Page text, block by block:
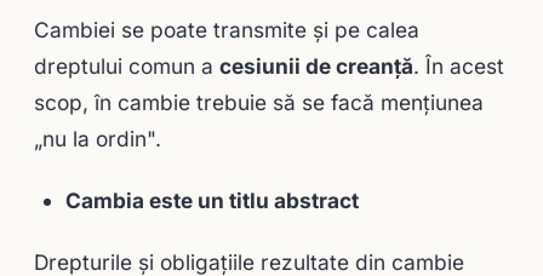
Cambiei se poate transmite şi pe calea
dreptului comun a cesiunii de creanţă. În acest
scop, în cambie trebuie să se facă menţiunea
„nu la ordin".
Cambia este un titlu abstract
Drepturile şi obligaţiile rezultate din cambie